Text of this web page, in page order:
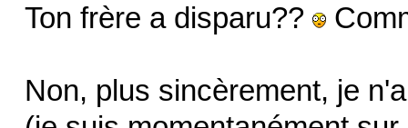
Ton frère a disparu??
Non, plus sincèrement, je